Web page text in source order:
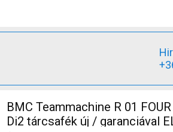
BMC Teammachine R 01
Di2 tárcsafék új / garanciával